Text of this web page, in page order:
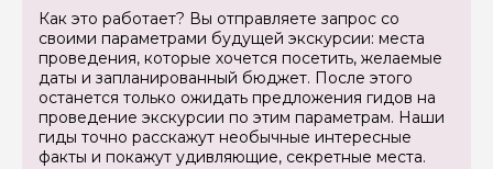
Как это работает? Вы отправляете запрос со
своими параметрами будущей экскурсии: места
проведения, которые хочется посетить, желаемые
даты и запланированный бюджет. После этого
останется только ожидать предложения гидов на
проведение экскурсии по этим параметрам. Наши
гиды точно расскажут необычные интересные
факты и покажут удивляющие, секретные места.
Ваш номер телефона
Вопросы и комментарии